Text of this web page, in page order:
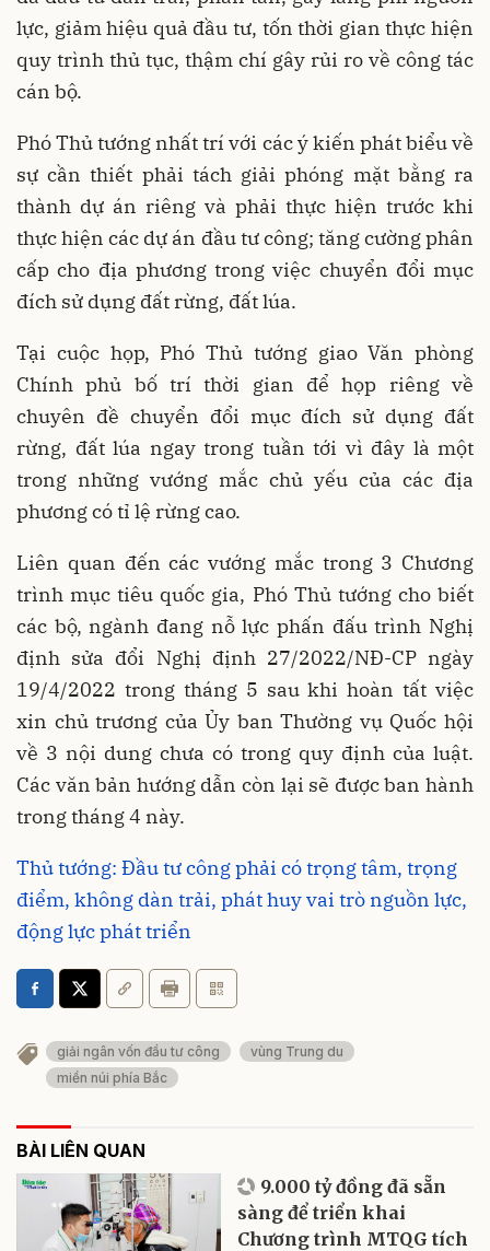
lực, giảm hiệu quả đầu tư, tốn thời gian thực hiện
quy trình thủ tục, thậm chí gây rủi ro về công tác
cán bộ.
Phó Thủ tướng nhất trí với các ý kiến phát biểu về
sự cần thiết phải tách giải phóng mặt bằng ra
thành dự án riêng và phải thực hiện trước khi
thực hiện các dự án đầu tư công; tăng cường phân
cấp cho địa phương trong việc chuyển đổi mục
đích sử dụng đất rừng, đất lúa.
Tại cuộc họp, Phó Thủ tướng giao Văn phòng
Chính phủ bố trí thời gian để họp riêng về
chuyên đề chuyển đổi mục đích sử dụng đất
rừng, đất lúa ngay trong tuần tới vì đây là một
trong những vướng mắc chủ yếu của các địa
phương có tỉ lệ rừng cao.
Liên quan đến các vướng mắc trong 3 Chương
trình mục tiêu quốc gia, Phó Thủ tướng cho biết
các bộ, ngành đang nỗ lực phấn đấu trình Nghị
định sửa đổi Nghị định 27/2022/NĐ-CP ngày
19/4/2022 trong tháng 5 sau khi hoàn tất việc
xin chủ trương của Ủy ban Thường vụ Quốc hội
về 3 nội dung chưa có trong quy định của luật.
Các văn bản hướng dẫn còn lại sẽ được ban hành
trong tháng 4 này.
Thủ tướng: Đầu tư công phải có trọng tâm, trọng
điểm, không dàn trải, phát huy vai trò nguồn lực,
động lực phát triển
giải ngân vốn đầu tư công
vùng Trung du
miền núi phía Bắc
BÀI LIÊN QUAN
9.000 tỷ đồng đã sẵn
sàng để triển khai
Chương trình MTQG tích